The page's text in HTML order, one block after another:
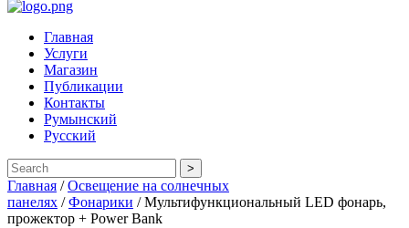
Главная
Услуги
Магазин
Публикации
Контакты
Румынский
Русский
>
Главная /Освещение на солнечных
панелях /Фонарики / Мультифункциональный LED фонарь,
прожектор + Power Bank